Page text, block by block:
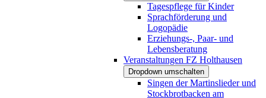
Tagespflege für Kinder
Sprachförderung und
Logopädie
Erziehungs-, Paar- und
Lebensberatung
Veranstaltungen FZ Holthausen
Dropdown umschalten
Singen der Martinslieder und
Stockbrotbacken am